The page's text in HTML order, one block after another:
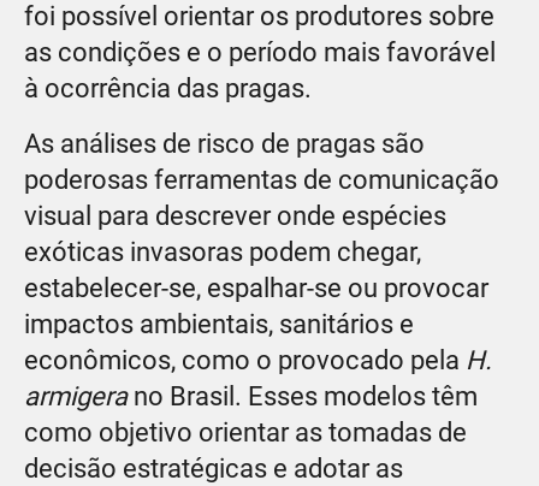
foi possível orientar os produtores sobre
as condições e o período mais favorável
à ocorrência das pragas.
As análises de risco de pragas são
poderosas ferramentas de comunicação
visual para descrever onde espécies
exóticas invasoras podem chegar,
estabelecer-se, espalhar-se ou provocar
impactos ambientais, sanitários e
econômicos, como o provocado pela H.
armigerano Brasil. Esses modelos têm
como objetivo orientar as tomadas de
decisão estratégicas e adotar as